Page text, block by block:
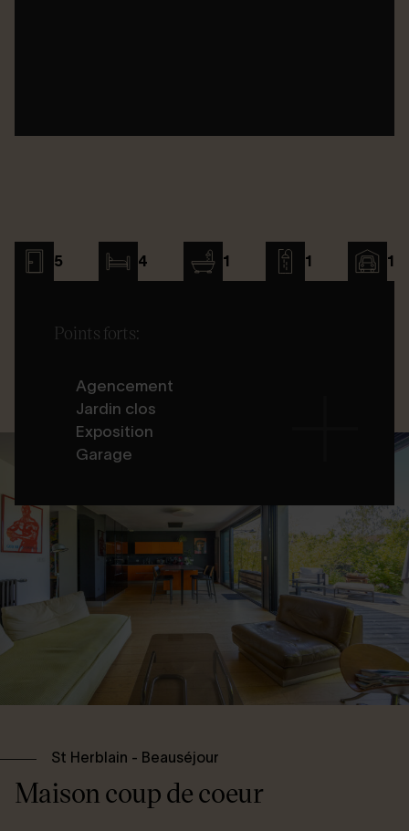
5 4 1 1 1
Points forts:
Agencement
Jardin clos
Exposition
Garage
St Herblain - Beauséjour
Maison coup de coeur